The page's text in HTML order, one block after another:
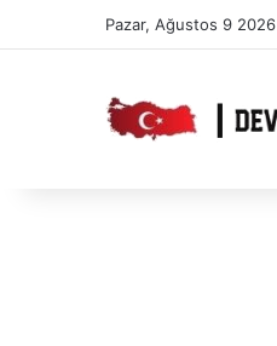
Pazar, Ağustos 9 2026